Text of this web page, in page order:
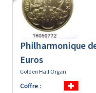
Philharmonique
Euros
Golden Hall Organ
Coffre :